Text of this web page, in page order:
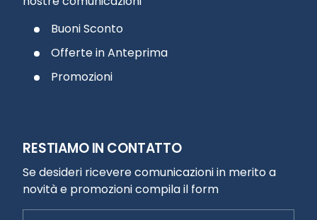
Buoni Sconto
Offerte in Anteprima
Promozioni
RESTIAMO IN CONTATTO
Se desideri ricevere comunicazioni in merito a
novità e promozioni compila il form